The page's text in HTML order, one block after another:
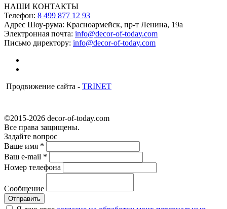
НАШИ КОНТАКТЫ
Телефон: 8 499 877 12 93
Адрес Шоу-рума: Красноармейск, пр-т Ленина, 19а
Электронная почта: info@decor-of-today.com
Письмо директору: info@decor-of-today.com
Продвижение сайта - TRINET
©2015-2026 decor-of-today.com
Все права защищены.
Задайте вопрос
Ваше имя *
Ваш e-mail *
Номер телефона
Сообщение